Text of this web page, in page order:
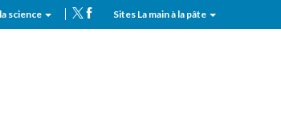
science Sites La main à la pâte